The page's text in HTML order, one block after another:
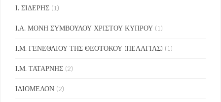
Ι. ΣΙΔΕΡΗΣ (1)
Ι.Α. ΜΟΝΗ ΣΥΜΒΟΥΛΟΥ ΧΡΙΣΤΟΥ ΚΥΠΡΟΥ (1)
Ι.Μ. ΓΕΝΕΘΛΙΟΥ ΤΗΣ ΘΕΟΤΟΚΟΥ (ΠΕΛΑΓΙΑΣ) (1)
Ι.Μ. ΤΑΤΑΡΝΗΣ (2)
ΙΔΙΟΜΕΛΟΝ (2)